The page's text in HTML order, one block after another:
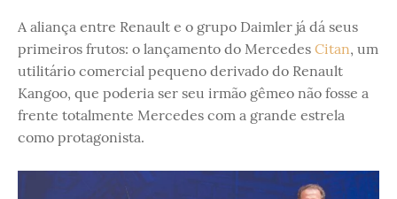
A aliança entre Renault e o grupo Daimler já dá seus
primeiros frutos: o lançamento do Mercedes Citan, um
utilitário comercial pequeno derivado do Renault
Kangoo, que poderia ser seu irmão gêmeo não fosse a
frente totalmente Mercedes com a grande estrela
como protagonista.